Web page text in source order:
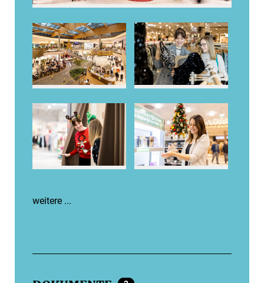
weitere ...